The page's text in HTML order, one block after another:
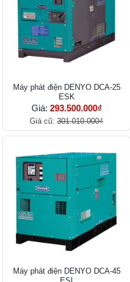
Máy phát điện DENYO DCA-25
ESK
Giá: 293.500.000₫
Giá cũ: 301.010.000₫
Máy phát điện DENYO DCA-45